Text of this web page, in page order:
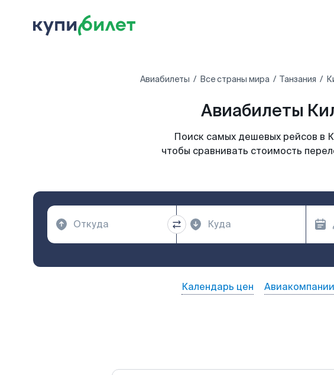
Авиабилеты Все страны мира Танзания‎
Авиабилеты
Поиск самых дешевых рейсов в
чтобы сравнивать стоимость
Календарь цен Авиакомпании